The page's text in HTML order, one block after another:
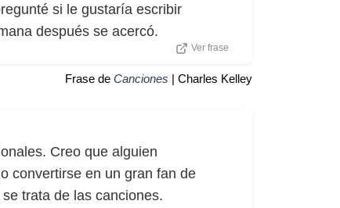
si le gustaría escribir
después se acercó.
Ver frase
Frase de Canciones | Charles Kelley
Creo que alguien
convertirse en un gran fan de
trata de las canciones.